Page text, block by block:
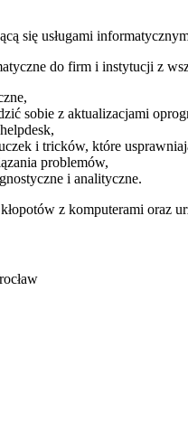
się usługami
do firm i instytucji z
sobie z aktualizacjami
i tricków, które
problemów,
i analityczne.
z komputerami oraz